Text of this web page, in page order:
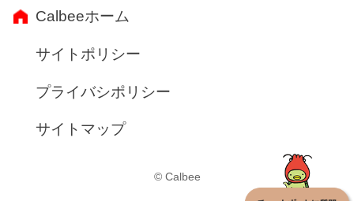
Calbeeホーム
サイトポリシー
プライバシポリシー
サイトマップ
© Calbee